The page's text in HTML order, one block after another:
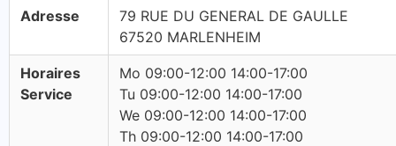
Adresse
79 RUE DU GENERAL DE GAULLE
67520 MARLENHEIM
Horaires
Service
Mo 09:00-12:00 14:00-17:00
Tu 09:00-12:00 14:00-17:00
We 09:00-12:00 14:00-17:00
Th 09:00-12:00 14:00-17:00